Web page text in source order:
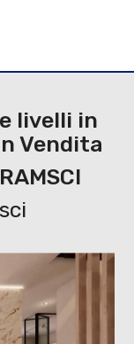
livelli in
Vendita